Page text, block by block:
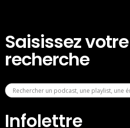
Saisissez votre
recherche
Infolettre